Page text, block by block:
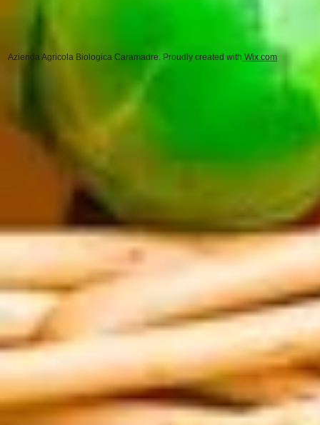
Azienda Agricola Biologica Caramadre. Proudly created with Wix.com